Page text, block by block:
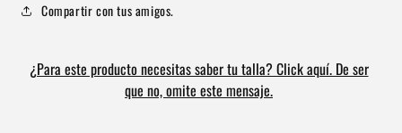
Compartir con tus amigos.
¿Para este producto necesitas saber tu talla? Click aquí. De ser
que no, omite este mensaje.